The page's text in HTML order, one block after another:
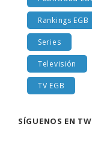
Publicidad
Rankings EGB
Series
Televisión
TV EGB